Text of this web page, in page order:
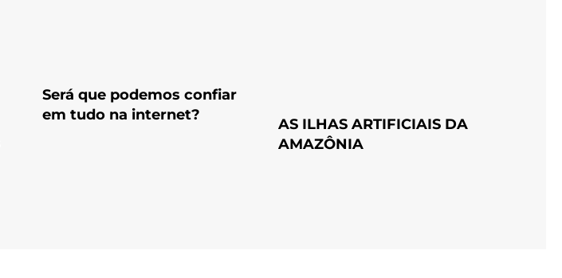
Será que podemos confiar
em tudo na internet?
AS ILHAS ARTIFICIAIS DA
AMAZÔNIA